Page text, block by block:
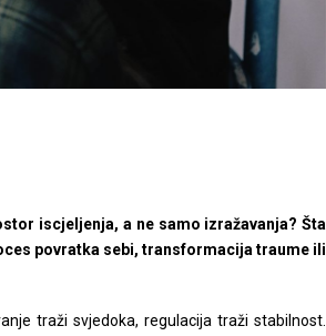
iscjeljenja, a ne samo izražavanja? Šta
povratka sebi, transformacija traume ili
traži svjedoka, regulacija traži stabilnost.